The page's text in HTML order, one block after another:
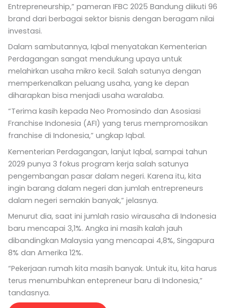
Entrepreneurship,” pameran IFBC 2025 Bandung diikuti 96
brand dari berbagai sektor bisnis dengan beragam nilai
investasi.
Dalam sambutannya, Iqbal menyatakan Kementerian
Perdagangan sangat mendukung upaya untuk
melahirkan usaha mikro kecil. Salah satunya dengan
memperkenalkan peluang usaha, yang ke depan
diharapkan bisa menjadi usaha waralaba.
“Terima kasih kepada Neo Promosindo dan Asosiasi
Franchise Indonesia (AFI) yang terus mempromosikan
franchise di Indonesia,” ungkap Iqbal.
Kementerian Perdagangan, lanjut Iqbal, sampai tahun
2029 punya 3 fokus program kerja salah satunya
pengembangan pasar dalam negeri. Karena itu, kita
ingin barang dalam negeri dan jumlah entrepreneurs
dalam negeri semakin banyak,” jelasnya.
Menurut dia, saat ini jumlah rasio wirausaha di Indonesia
baru mencapai 3,1%. Angka ini masih kalah jauh
dibandingkan Malaysia yang mencapai 4,8%, Singapura
8% dan Amerika 12%.
“Pekerjaan rumah kita masih banyak. Untuk itu, kita harus
terus menumbuhkan entepreneur baru di Indonesia,”
tandasnya.